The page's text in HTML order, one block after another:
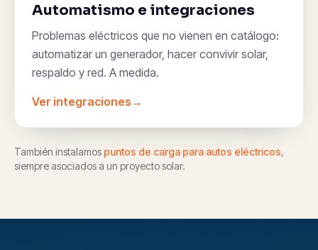
Automatismo e integraciones
Problemas eléctricos que no vienen en catálogo:
automatizar un generador, hacer convivir solar,
respaldo y red. A medida.
Ver integraciones →
También instalamos puntos de carga para autos eléctricos,
siempre asociados a un proyecto solar.